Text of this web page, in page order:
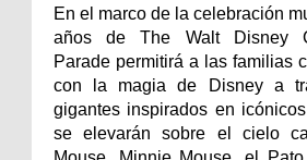
En el marco de la celebración
años de The Walt Disney
Parade permitirá a las familias
con la magia de Disney a
gigantes inspirados en
se elevarán sobre el cielo